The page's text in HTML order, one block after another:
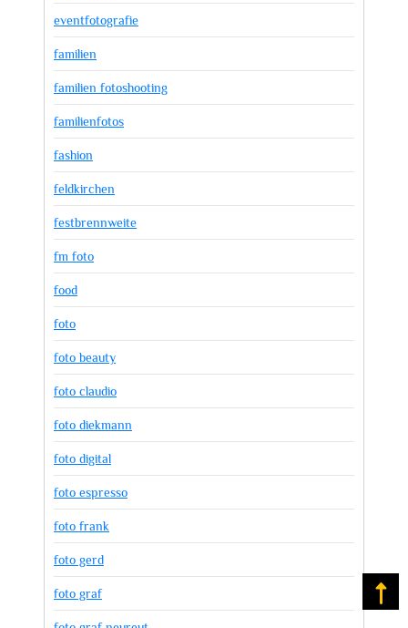
eventfotografie
familien
familien fotoshooting
familienfotos
fashion
feldkirchen
festbrennweite
fm foto
food
foto
foto beauty
foto claudio
foto diekmann
foto digital
foto espresso
foto frank
foto gerd
foto graf